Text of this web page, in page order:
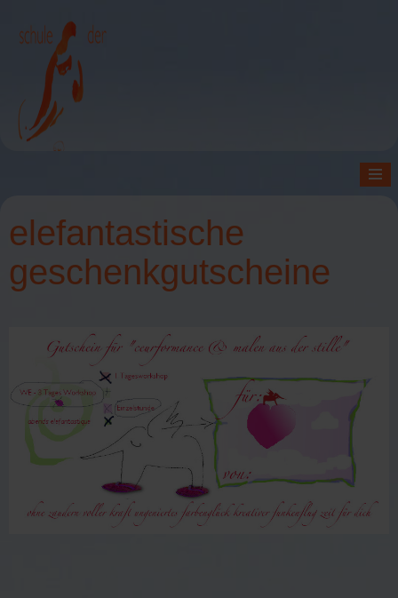
≡
elefantastische
geschenkgutscheine